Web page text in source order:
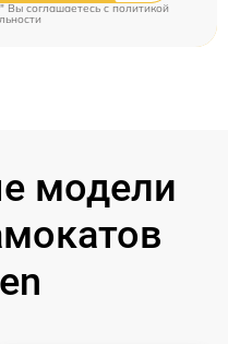
Вы соглашаетесь c политикой
модели